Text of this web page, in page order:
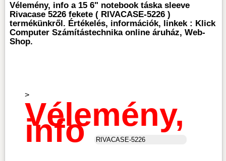
Vélemény, info a 15 6" notebook táska sleeve
Rivacase 5226 fekete ( RIVACASE-5226 )
termékünkről. Értékelés, információk, linkek : Klick
Computer Számítástechnika online áruház, Web-
Shop.
>
Vélemény,
info